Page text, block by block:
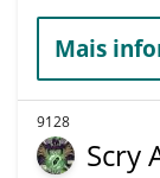
Mais
9128
Scry